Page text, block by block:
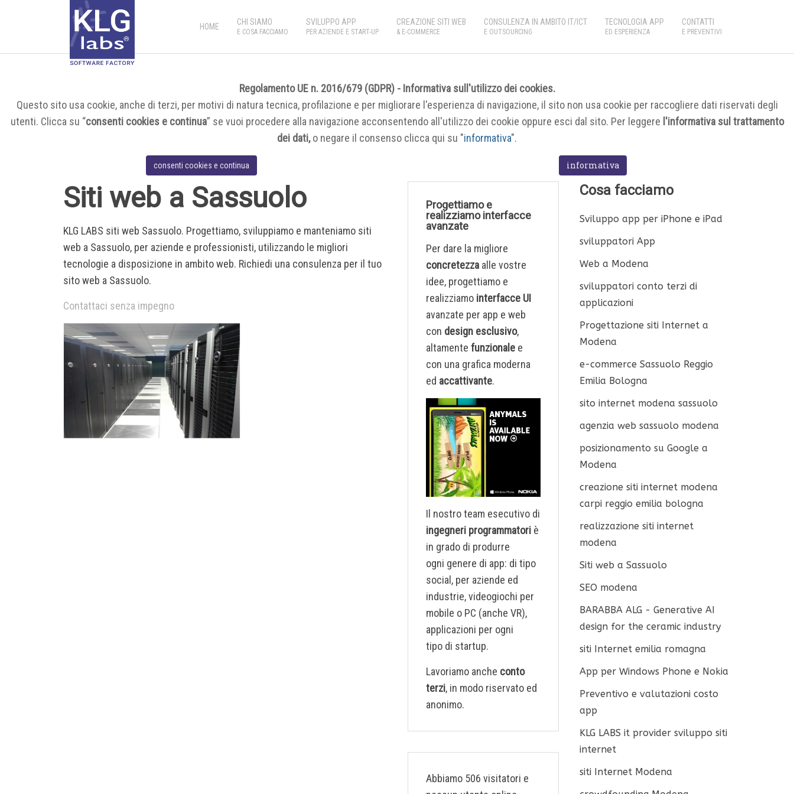
Regolamento UE n. 2016/679 (GDPR) - Informativa sull'utilizzo dei cookies.
Questo sito usa cookie, anche di terzi, per motivi di natura tecnica, profilazione e per migliorare l'esperienza di navigazione, il sito non usa cookie per raccogliere dati riservati degli
utenti. Clicca su “consenti cookies e continua” se vuoi procedere alla navigazione acconsentendo all'utilizzo dei cookie oppure esci dal sito. Per leggere l'informativa sul trattamento
dei dati,o negare il consenso clicca qui su "informativa".
consenti cookies e continua informativa
HOME CHI SIAMO
E COSA FACCIAMO
SVILUPPO APP
PER AZIENDE E START-UP
CREAZIONE SITI WEB
& E-COMMERCE
CONSULENZA IN AMBITO IT/ICT
E OUTSOURCING
TECNOLOGIA APP
ED ESPERIENZA
CONTATTI
E PREVENTIVI
Siti web a Sassuolo
KLG LABS siti web Sassuolo. Progettiamo, sviluppiamo e manteniamo siti
web a Sassuolo, per aziende e professionisti, utilizzando le migliori
tecnologie a disposizione in ambito web. Richiedi una consulenza per il tuo
sito web a Sassuolo.
Contattaci senza impegno
Progettiamo e
realizziamo interfacce
avanzate
Per dare la migliore
concretezzaalle vostre
idee, progettiamo e
realizziamo interfacce UI
avanzate per app e web
con design esclusivo,
altamente funzionalee
con una grafica moderna
ed accattivante.
Il nostro team esecutivo di
ingegneri programmatoriè
in grado di produrre
ogni genere di app: di tipo
social, per aziende ed
industrie, videogiochi per
mobile o PC (anche VR),
applicazioni per ogni
tipo di startup.
Lavoriamo anche conto
terzi, in modo riservato ed
anonimo.
Abbiamo 506 visitatori e
Cosa facciamo
Sviluppo app per iPhone e iPad
sviluppatori App
Web a Modena
sviluppatori conto terzi di
applicazioni
Progettazione siti Internet a
Modena
e-commerce Sassuolo Reggio
Emilia Bologna
sito internet modena sassuolo
agenzia web sassuolo modena
posizionamento su Google a
Modena
creazione siti internet modena
carpi reggio emilia bologna
realizzazione siti internet
modena
Siti web a Sassuolo
SEO modena
BARABBA ALG - Generative AI
design for the ceramic industry
siti Internet emilia romagna
App per Windows Phone e Nokia
Preventivo e valutazioni costo
app
KLG LABS it provider sviluppo siti
internet
siti Internet Modena